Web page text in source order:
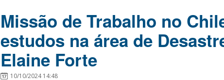
Missão de Trabalho no
estudos na área de
Elaine Forte
10/10/2024 14:48